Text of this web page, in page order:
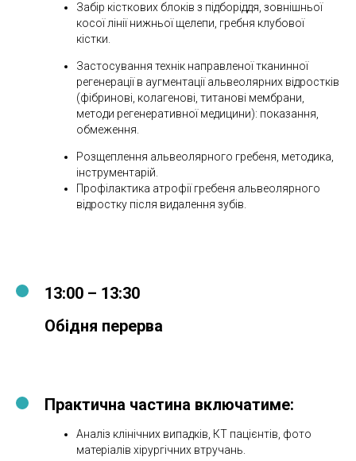
Забір кісткових блоків з підборіддя, зовнішньої
косої лінії нижньої щелепи, гребня клубової
кістки.
Застосування технік направленої тканинної
регенерації в аугментації альвеолярних відростків
(фібринові, колагенові, титанові мембрани,
методи регенеративної медицини): показання,
обмеження.
Розщеплення альвеолярного гребеня, методика,
інструментарій.
Профілактика атрофії гребеня альвеолярного
відростку після видалення зубів.
13:00 – 13:30
Обідня перерва
Практична частина включатиме:
Аналіз клінічних випадків, КТ пацієнтів, фото
матеріалів хірургічних втручань.